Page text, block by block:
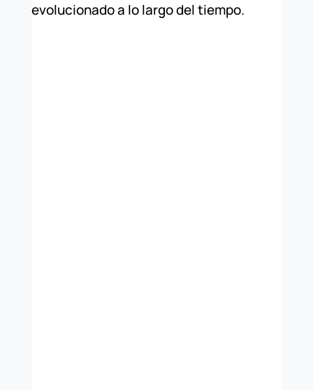
evolucionado a lo largo del tiempo.